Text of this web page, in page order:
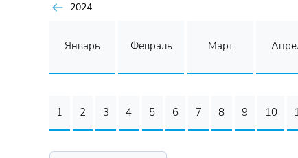
2024
Январь Февраль Март
1 2 3 4 5 6 7 8 9 10